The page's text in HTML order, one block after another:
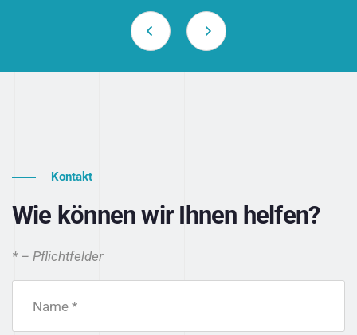
Kontakt
Wie können wir Ihnen helfen?
* – Pflichtfelder
Name *